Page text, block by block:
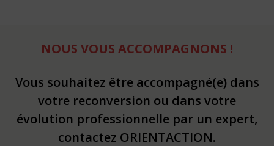
NOUS VOUS ACCOMPAGNONS !
Vous souhaitez être accompagné(e) dans
votre reconversion ou dans votre
évolution professionnelle par un expert,
contactez ORIENTACTION.